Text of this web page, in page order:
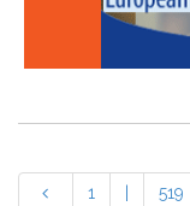
1 519